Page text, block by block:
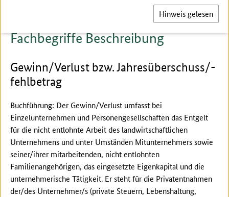
Fachbegriffe Beschreibung
Gewinn/Verlust bzw. Jahresüberschuss/-
fehlbetrag
Buchführung: Der Gewinn/Verlust umfasst bei
Einzelunternehmen und Personengesellschaften das Entgelt
für die nicht entlohnte Arbeit des landwirtschaftlichen
Unternehmens und unter Umständen Mitunternehmers sowie
seiner/ihrer mitarbeitenden, nicht entlohnten
Familienangehörigen, das eingesetzte Eigenkapital und die
unternehmerische Tätigkeit. Er steht für die Privatentnahmen
der/des Unternehmer/s (private Steuern, Lebenshaltung,
Hinweis gelesen